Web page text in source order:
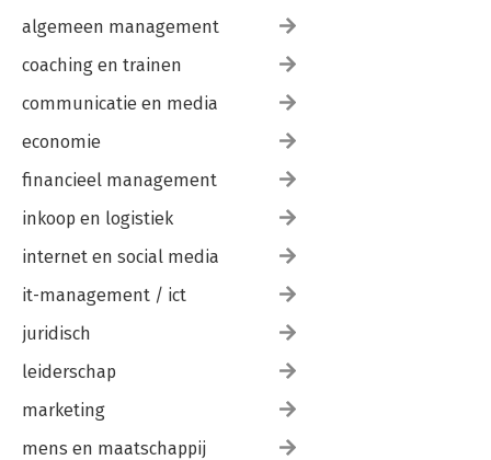
algemeen management
coaching en trainen
communicatie en media
economie
financieel management
inkoop en logistiek
internet en social media
it-management / ict
juridisch
leiderschap
marketing
mens en maatschappij